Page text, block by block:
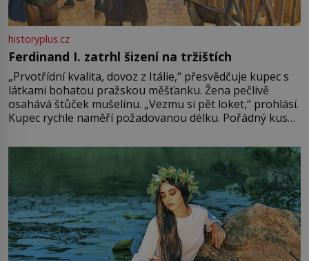
historyplus.cz
Ferdinand I. zatrhl šizení na tržištích
„Prvotřídní kvalita, dovoz z Itálie,“ přesvědčuje kupec s
látkami bohatou pražskou měšťanku. Žena pečlivě
osahává štůček mušelínu. „Vezmu si pět loket,“ prohlásí.
Kupec rychle naměří požadovanou délku. Pořádný kus
milostpaní. Stačí jenom na sukni,“ zhodnotí švadlena
množství růžového mušelínu. „Ošidili vás, podívejte.“